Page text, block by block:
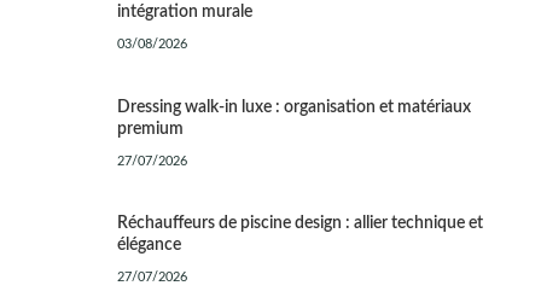
intégration murale
03/08/2026
Dressing walk-in luxe : organisation et matériaux
premium
27/07/2026
Réchauffeurs de piscine design : allier technique et
élégance
27/07/2026